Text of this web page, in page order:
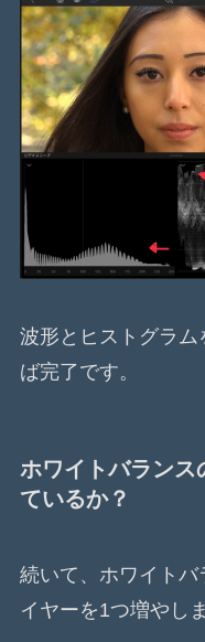
波形とヒストグラ
ば完了です。
ホワイトバランス
ているか？
続いて、ホワイト
イヤーを1つ増やしま